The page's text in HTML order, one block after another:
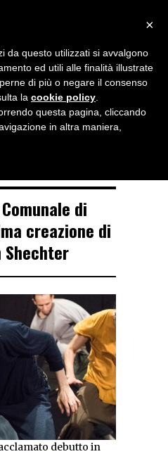
ALL’ESTERO, PER DANZATORI,
di
creazione di
Shechter
debutto in
×
da questo utilizzati si avvalgono
ed utili alle finalità illustrate
di più o negare il consenso
la cookie policy
questa pagina, cliccando
in altra maniera,